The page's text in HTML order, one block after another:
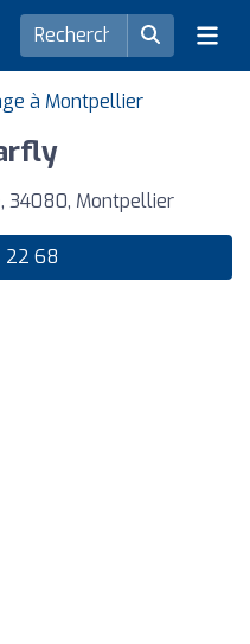
à Montpellier
34080, Montpellier
22 68